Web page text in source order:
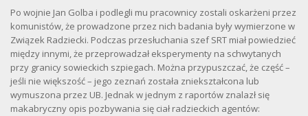
Po wojnie Jan Golba i podlegli mu pracownicy zostali oskarżeni przez
komunistów, że prowadzone przez nich badania były wymierzone w
Związek Radziecki. Podczas przesłuchania szef SRT miał powiedzieć
między innymi, że przeprowadzał eksperymenty na schwytanych
przy granicy sowieckich szpiegach. Można przypuszczać, że część –
jeśli nie większość – jego zeznań została zniekształcona lub
wymuszona przez UB. Jednak w jednym z raportów znalazł się
makabryczny opis pozbywania się ciał radzieckich agentów: